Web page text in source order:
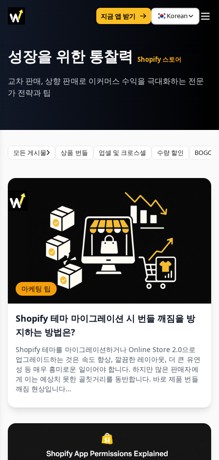
지금 앱 받기 Korean
성장을 위한 통찰력 Shopify 스토어
교차 판매, 상향 판매로 이커머스 수익을 극대화하는 전문
가 전략과 팁
모든 게시물 상품 번들 업셀 및 크로스셀 수량 할인 BOGO
마케팅 팁
Shopify 테마 마이그레이션 시 번들 깨짐을 방
지하는 방법은?
Shopify 테마를 마이그레이션하거나 Online Store 2.0으로
업그레이드하는 것은 속도 향상, 깔끔한 레이아웃, 더 큰 유연
성 등 매우 흥미로운 일이어야 합니다. 하지만 많은 판매자에
게 이는 예상치 못한 골칫거리를 동반합니다. 바로 제품 번들
깨짐 현상입니다...